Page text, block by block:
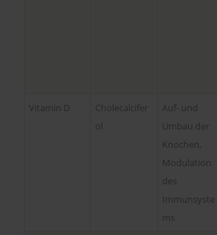
Vitamin D
Cholecalcifer
ol
Auf- und
Umbau der
Knochen,
Modulation
des
Immunsyste
ms